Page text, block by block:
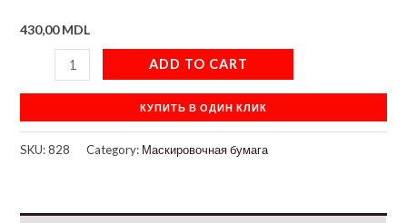
430,00MDL
ADD TO CART
КУПИТЬ В ОДИН КЛИК
SKU:828 Category: Маскировочная бумага